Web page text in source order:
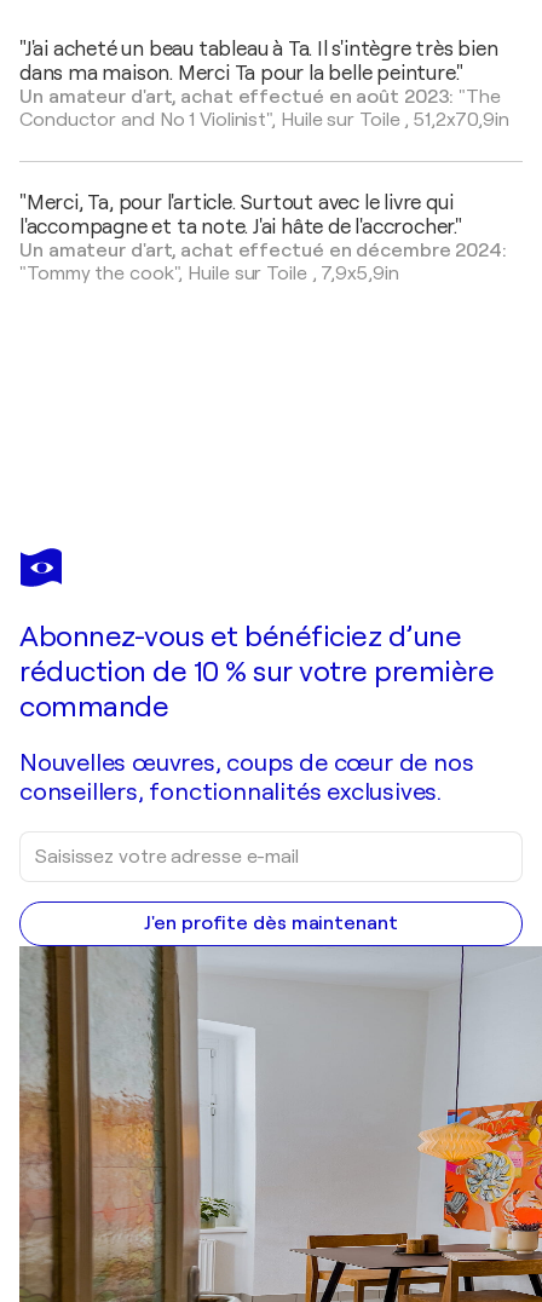
"J'ai acheté un beau tableau à Ta. Il s'intègre très bien
dans ma maison. Merci Ta pour la belle peinture."
Un amateur d'art, achat effectué en août 2023: "The
Conductor and No 1 Violinist", Huile sur Toile,51,2x70,9in
"Merci, Ta, pour l'article. Surtout avec le livre qui
l'accompagne et ta note. J'ai hâte de l'accrocher."
Un amateur d'art, achat effectué en décembre 2024:
"Tommy the cook", Huile sur Toile, 7,9x5,9in
TA
BYRNE
Je passe commande
Abonnez-vous et bénéficiez d’une
réduction de 10 % sur votre première
commande
Nouvelles œuvres, coups de cœur de nos
conseillers, fonctionnalités exclusives.
J'en profite dès maintenant